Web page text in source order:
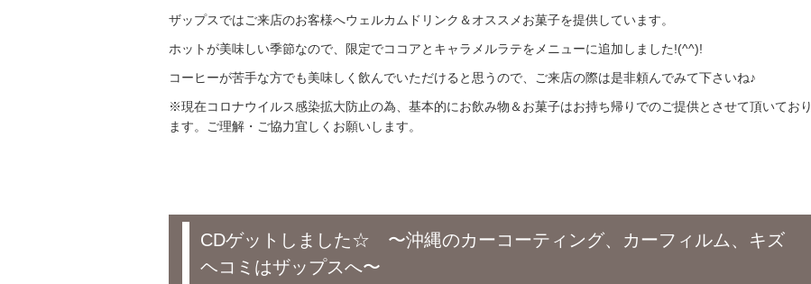
ザップスではご来店のお客様へウェルカムドリンク＆オススメお菓子を提供しています。
ホットが美味しい季節なので、限定でココアとキャラメルラテをメニューに追加しました!(^^)!
コーヒーが苦手な方でも美味しく飲んでいただけると思うので、ご来店の際は是非頼んでみて下さいね♪
※現在コロナウイルス感染拡大防止の為、基本的にお飲み物＆お菓子はお持ち帰りでのご提供とさせて頂いており
ます。ご理解・ご協力宜しくお願いします。
CDゲットしました☆ 〜沖縄のカーコーティング、カーフィルム、キズ
ヘコミはザップスへ〜